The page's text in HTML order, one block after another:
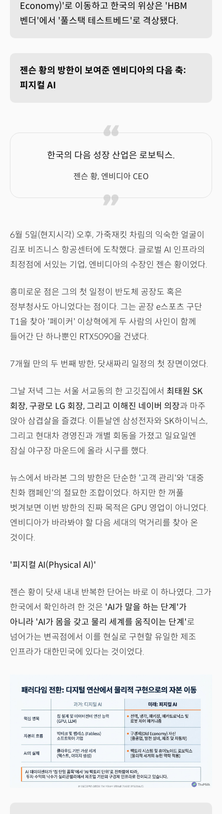
Economy)'로 이동하고 한국의 위상은 'HBM
벤더'에서 '풀스택 테스트베드'로 격상됐다.
젠슨 황의 방한이 보여준 엔비디아의 다음 축:
피지컬 AI
한국의 다음 성장 산업은 로보틱스.
젠슨 황, 엔비디아 CEO
6월 5일(현지시각) 오후, 가죽재킷 차림의 익숙한 얼굴이
김포 비즈니스 항공센터에 도착했다. 글로벌 AI 인프라의
최정점에 서있는 기업, 엔비디아의 수장인 젠슨 황이었다.
흥미로운 점은 그의 첫 일정이 반도체 공장도 혹은
정부청사도 아니었다는 점이다. 그는 곧장 e스포츠 구단
T1을 찾아 '페이커' 이상혁에게 두 사람의 사인이 함께
들어간 단 하나뿐인 RTX5090을 건냈다.
7개월 만의 두 번째 방한, 닷새짜리 일정의 첫 장면이었다.
그날 저녁 그는 서울 서교동의 한 고깃집에서 최태원 SK
회장, 구광모 LG 회장, 그리고 이해진 네이버 의장과 마주
앉아 삼겹살을 즐겼다. 이튿날엔 삼성전자와 SK하이닉스,
그리고 현대차 경영진과 개별 회동을 가졌고 일요일엔
잠실 야구장 마운드에 올라 시구를 했다.
뉴스에서 바라본 그의 방한은 단순한 '고객 관리'와 '대중
친화 캠페인'의 절묘한 조합이었다. 하지만 한 꺼풀
벗겨보면 이번 방한의 진짜 목적은 GPU 영업이 아니었다.
엔비디아가 바라봐야 할 다음 세대의 먹거리를 찾아 온
것이다.
'피지컬 AI(Physical AI)'
젠슨 황이 닷새 내내 반복한 단어는 바로 이 하나였다. 그가
한국에서 확인하려 한 것은 'AI가 말을 하는 단계'가
아니라 'AI가 몸을 갖고 물리 세계를 움직이는 단계'로
넘어가는 변곡점에서 이를 현실로 구현할 유일한 제조
인프라가 대한민국에 있다는 것이었다.